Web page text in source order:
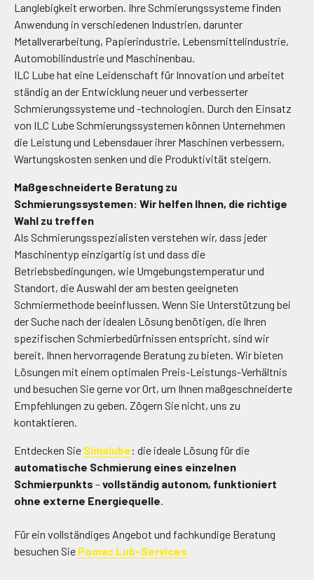
Langlebigkeit erworben. Ihre Schmierungssysteme finden
Anwendung in verschiedenen Industrien, darunter
Metallverarbeitung, Papierindustrie, Lebensmittelindustrie,
Automobilindustrie und Maschinenbau.
ILC Lube hat eine Leidenschaft für Innovation und arbeitet
ständig an der Entwicklung neuer und verbesserter
Schmierungssysteme und -technologien. Durch den Einsatz
von ILC Lube Schmierungssystemen können Unternehmen
die Leistung und Lebensdauer ihrer Maschinen verbessern,
Wartungskosten senken und die Produktivität steigern.
Maßgeschneiderte Beratung zu
Schmierungssystemen: Wir helfen Ihnen, die richtige
Wahl zu treffen
Als Schmierungsspezialisten verstehen wir, dass jeder
Maschinentyp einzigartig ist und dass die
Betriebsbedingungen, wie Umgebungstemperatur und
Standort, die Auswahl der am besten geeigneten
Schmiermethode beeinflussen. Wenn Sie Unterstützung bei
der Suche nach der idealen Lösung benötigen, die Ihren
spezifischen Schmierbedürfnissen entspricht, sind wir
bereit, Ihnen hervorragende Beratung zu bieten. Wir bieten
Lösungen mit einem optimalen Preis-Leistungs-Verhältnis
und besuchen Sie gerne vor Ort, um Ihnen maßgeschneiderte
Empfehlungen zu geben. Zögern Sie nicht, uns zu
kontaktieren.
Entdecken Sie Simalube: die ideale Lösung für die
automatische Schmierung eines einzelnen
Schmierpunkts –vollständig autonom, funktioniert
ohne externe Energiequelle.
Für ein vollständiges Angebot und fachkundige Beratung
besuchen Sie Pomac Lub-Services